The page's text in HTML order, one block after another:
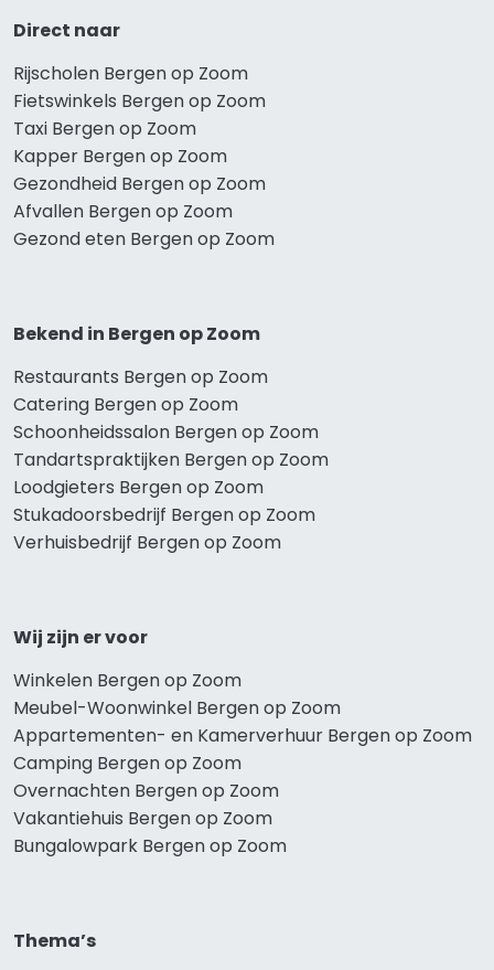
Direct naar
Rijscholen Bergen op Zoom
Fietswinkels Bergen op Zoom
Taxi Bergen op Zoom
Kapper Bergen op Zoom
Gezondheid Bergen op Zoom
Afvallen Bergen op Zoom
Gezond eten Bergen op Zoom
Bekend in Bergen op Zoom
Restaurants Bergen op Zoom
Catering Bergen op Zoom
Schoonheidssalon Bergen op Zoom
Tandartspraktijken Bergen op Zoom
Loodgieters Bergen op Zoom
Stukadoorsbedrijf Bergen op Zoom
Verhuisbedrijf Bergen op Zoom
Wij zijn er voor
Winkelen Bergen op Zoom
Meubel-Woonwinkel Bergen op Zoom
Appartementen- en Kamerverhuur Bergen op Zoom
Camping Bergen op Zoom
Overnachten Bergen op Zoom
Vakantiehuis Bergen op Zoom
Bungalowpark Bergen op Zoom
Thema’s